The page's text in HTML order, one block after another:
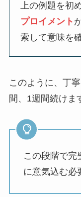
上の例題を初
プロイメント
索して意味を
このように、丁
間、1週間続けま
この段階で完
に意気込む必